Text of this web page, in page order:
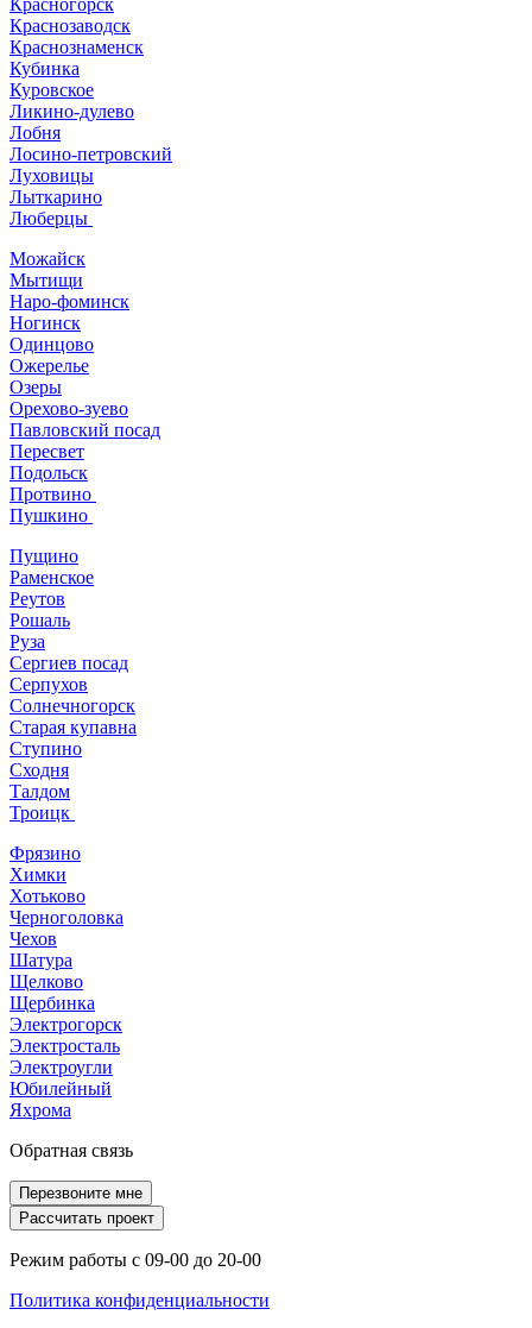
Краснозаводск
Краснознаменск
Кубинка
Куровское
Ликино-дулево
Лобня
Лосино-петровский
Луховицы
Лыткарино
Люберцы
Можайск
Мытищи
Наро-фоминск
Ногинск
Одинцово
Ожерелье
Озеры
Орехово-зуево
Павловский посад
Пересвет
Подольск
Протвино
Пушкино
Пущино
Раменское
Реутов
Рошаль
Руза
Сергиев посад
Серпухов
Солнечногорск
Старая купавна
Ступино
Сходня
Талдом
Троицк
Фрязино
Химки
Хотьково
Черноголовка
Чехов
Шатура
Щелково
Щербинка
Электрогорск
Электросталь
Электроугли
Юбилейный
Яхрома
Обратная связь
Перезвоните мне
Рассчитать проект
Режим работы с 09-00 до 20-00
Политика конфиденциальности